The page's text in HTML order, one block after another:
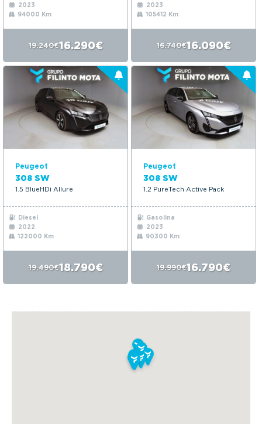
2023
94000 Km
19.240€16.290€
2023
105412 Km
16.740€16.090€
Peugeot
308 SW
1.5 BlueHDi Allure
Diesel
2022
122000 Km
19.490€18.790€
Peugeot
308 SW
1.2 PureTech Active Pack
Gasolina
2023
90300 Km
19.990€16.790€